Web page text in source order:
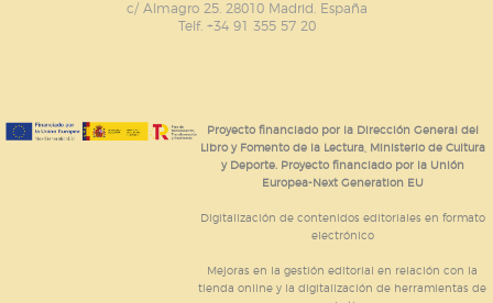
c/ Almagro 25. 28010 Madrid. España
Telf. +34 91 355 57 20
Proyecto financiado por la Dirección General del
Libro y Fomento de la Lectura, Ministerio de Cultura
y Deporte. Proyecto financiado por la Unión
Europea-Next Generation EU
Digitalización de contenidos editoriales en formato
electrónico
Mejoras en la gestión editorial en relación con la
tienda online y la digitalización de herramientas de